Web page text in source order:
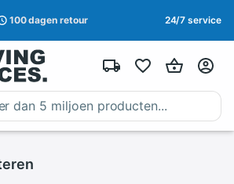
100 dagen retour 24/7 service